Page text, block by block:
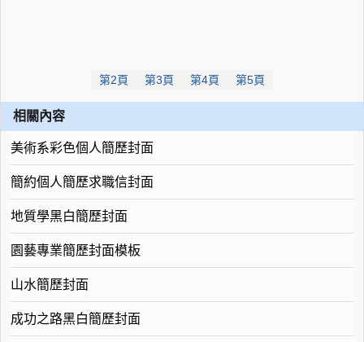
第2頁 第3頁 第4頁 第5頁
相關內容
美術系彩色個人簡歷封面
簡約個人簡歷求職信封面
地質學黑白簡歷封面
園藝專業簡歷封面模板
山水簡歷封面
成功之路黑白簡歷封面